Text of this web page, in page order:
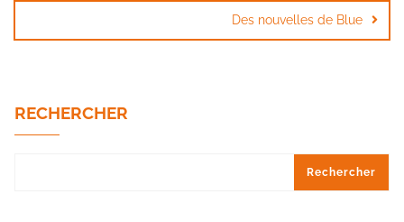
Des nouvelles de Blue
RECHERCHER
Rechercher